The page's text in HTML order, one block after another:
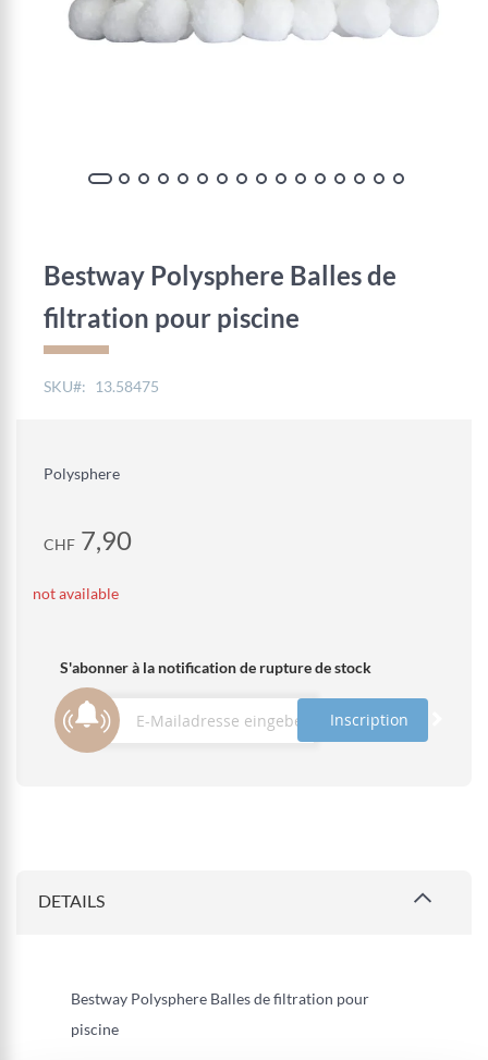
Bestway Polysphere Balles de
filtration pour piscine
SKU 13.58475
Polysphere
CHF 7,90
not available
S'abonner à la notification de rupture de stock
Inscription
beginning
images
DETAILS
Bestway Polysphere Balles de filtration pour
piscine